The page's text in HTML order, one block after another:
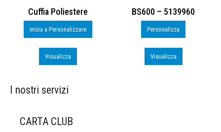
Cuffia Poliestere
Inizia a Personalizzare
Visualizza
BS600 – 5139960
Personalizza
Visualizza
I nostri servizi
CARTA CLUB